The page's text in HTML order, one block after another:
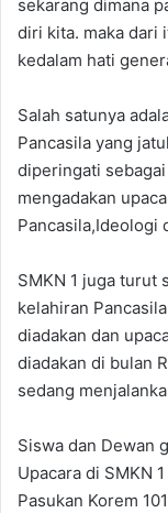
sekarang dimana
diri kita. maka dari
kedalam hati
Salah satunya
Pancasila yang
diperingati
mengadakan
Pancasila,Ideologi
SMKN 1 juga turut
kelahiran
diadakan dan
diadakan di bulan
sedang
Siswa dan Dewan
Upacara di SMKN
Pasukan Korem